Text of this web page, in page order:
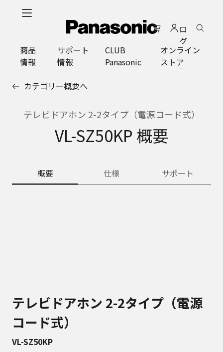
ロ
グ
イ
ン
商品
情報
サポート
情報
CLUB
Panasonic
オンライン
ストア
カテゴリー概要へ
テレビドアホン 2-2タイプ（電源コード式）
VL-SZ50KP 概要
概要 仕様 サポート
テレビドアホン 2-2タイプ（電源
コード式）
VL-SZ50KP